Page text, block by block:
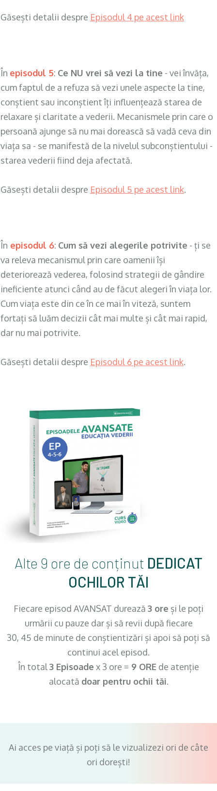
Găsești detalii despre Episodul 4 pe acest link
În episodul 5: Ce NU vrei să vezi la tine - vei învăța,
cum faptul de a refuza să vezi unele aspecte la tine,
conștient sau inconștient îți influențează starea de
relaxare și claritate a vederii. Mecanismele prin care o
persoană ajunge să nu mai dorească să vadă ceva din
viața sa - se manifestă de la nivelul subconștientului -
starea vederii fiind deja afectată.
Găsești detalii despre Episodul 5 pe acest link.
În episodul 6: Cum să vezi alegerile potrivite - ți se
va releva mecanismul prin care oamenii își
deteriorează vederea, folosind strategii de gândire
ineficiente atunci când au de făcut alegeri în viața lor.
Cum viața este din ce în ce mai în viteză, suntem
fortați să luăm decizii cât mai multe și cât mai rapid,
dar nu mai potrivite.
Găsești detalii despre Episodul 6 pe acest link.
Alte 9 ore de conținut DEDICAT
OCHILOR TĂI
Fiecare episod AVANSAT durează 3 ore și le poți
urmării cu pauze dar și să revii după fiecare
30, 45 de minute de conștientizări și apoi să poți să
continui acel episod.
În total3 Episoade x 3 ore = 9 ORE de atenție
alocată doar pentru ochii tăi.
Ai acces pe viață și poți să le vizualizezi ori de câte
ori dorești!